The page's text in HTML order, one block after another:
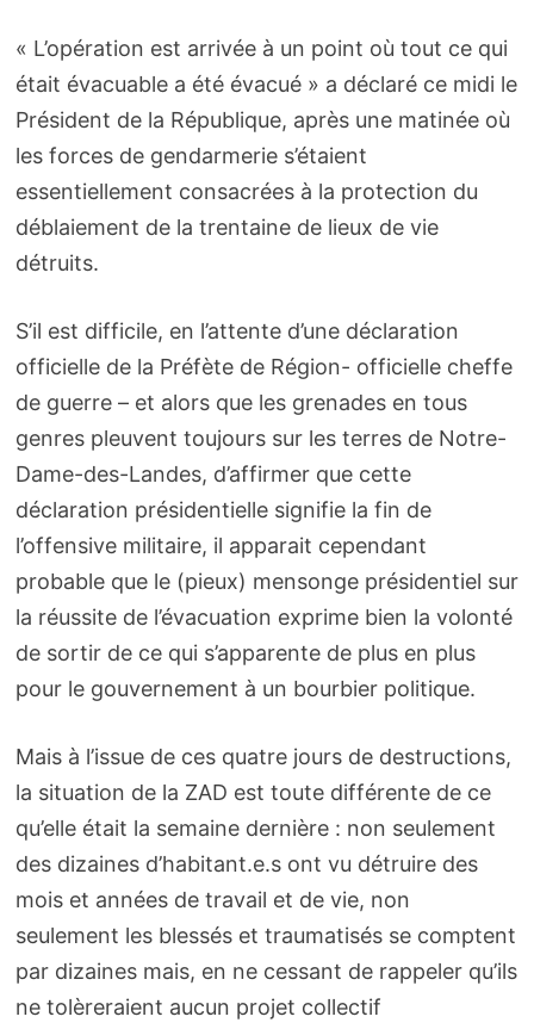
« L’opération est arrivée à un point où tout ce qui
était évacuable a été évacué » a déclaré ce midi le
Président de la République, après une matinée où
les forces de gendarmerie s’étaient
essentiellement consacrées à la protection du
déblaiement de la trentaine de lieux de vie
détruits.
S’il est difficile, en l’attente d’une déclaration
officielle de la Préfète de Région- officielle cheffe
de guerre – et alors que les grenades en tous
genres pleuvent toujours sur les terres de Notre-
Dame-des-Landes, d’affirmer que cette
déclaration présidentielle signifie la fin de
l’offensive militaire, il apparait cependant
probable que le (pieux) mensonge présidentiel sur
la réussite de l’évacuation exprime bien la volonté
de sortir de ce qui s’apparente de plus en plus
pour le gouvernement à un bourbier politique.
Mais à l’issue de ces quatre jours de destructions,
la situation de la ZAD est toute différente de ce
qu’elle était la semaine dernière : non seulement
des dizaines d’habitant.e.s ont vu détruire des
mois et années de travail et de vie, non
seulement les blessés et traumatisés se comptent
par dizaines mais, en ne cessant de rappeler qu’ils
ne tolèreraient aucun projet collectif